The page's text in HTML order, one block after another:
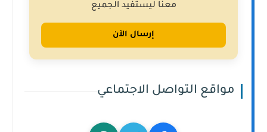
معنا ليستفيد الجميع
إرسال الآن
مواقع التواصل الاجتماعي